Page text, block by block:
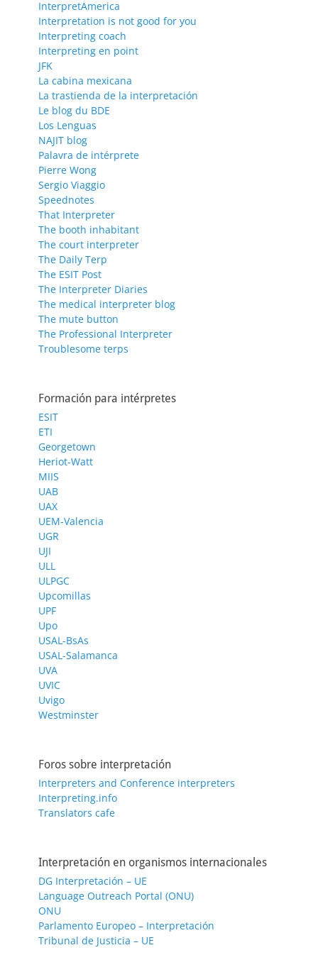
InterpretAmerica
Interpretation is not good for you
Interpreting coach
Interpreting en point
JFK
La cabina mexicana
La trastienda de la interpretación
Le blog du BDE
Los Lenguas
NAJIT blog
Palavra de intérprete
Pierre Wong
Sergio Viaggio
Speednotes
That Interpreter
The booth inhabitant
The court interpreter
The Daily Terp
The ESIT Post
The Interpreter Diaries
The medical interpreter blog
The mute button
The Professional Interpreter
Troublesome terps
Formación para intérpretes
ESIT
ETI
Georgetown
Heriot-Watt
MIIS
UAB
UAX
UEM-Valencia
UGR
UJI
ULL
ULPGC
Upcomillas
UPF
Upo
USAL-BsAs
USAL-Salamanca
UVA
UVIC
Uvigo
Westminster
Foros sobre interpretación
Interpreters and Conference interpreters
Interpreting.info
Translators cafe
Interpretación en organismos internacionales
DG Interpretación – UE
Language Outreach Portal (ONU)
ONU
Parlamento Europeo – Interpretación
Tribunal de Justicia – UE